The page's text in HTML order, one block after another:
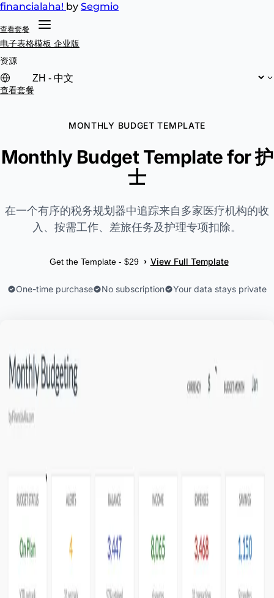
financialaha! by Segmio
查看套餐
电子表格模板 企业版
资源
查看套餐
MONTHLY BUDGET TEMPLATE
Monthly Budget Template for 护
士
在一个有序的税务规划器中追踪来自多家医疗机构的收
入、按需工作、差旅任务及护理专项扣除。
Get the Template - $29 › View Full Template
One-time purchase No subscription Your data stays private